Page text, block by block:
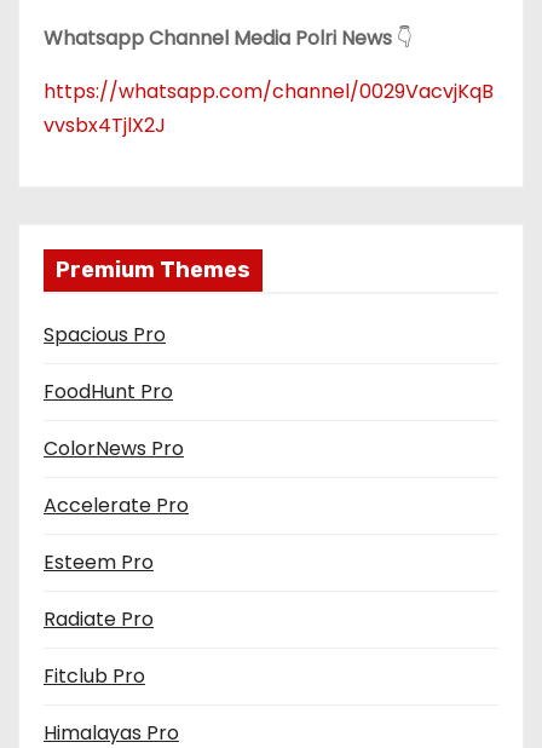
Whatsapp Channel Media Polri News 👇
https://whatsapp.com/channel/0029VacvjKqB
vvsbx4TjlX2J
Premium Themes
Spacious Pro
FoodHunt Pro
ColorNews Pro
Accelerate Pro
Esteem Pro
Radiate Pro
Fitclub Pro
Himalayas Pro